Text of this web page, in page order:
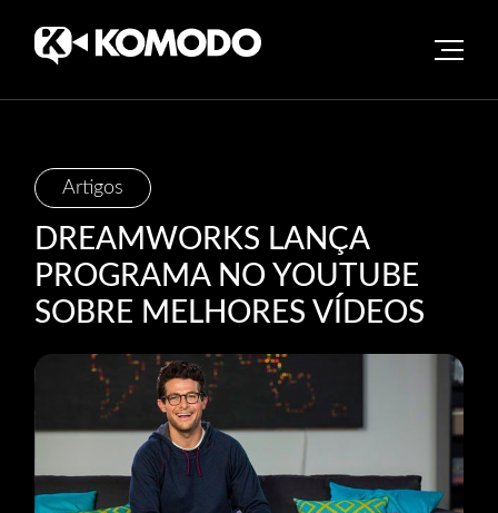
content
Artigos
DREAMWORKS LANÇA
PROGRAMA NO YOUTUBE
SOBRE MELHORES VÍDEOS